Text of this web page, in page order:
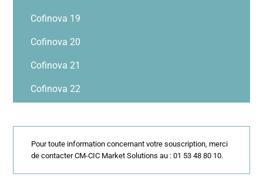
Cofinova 19
Cofinova 20
Cofinova 21
Cofinova 22
Pour toute information concernant votre souscription, merci
de contacter CM-CIC Market Solutions au : 01 53 48 80 10.